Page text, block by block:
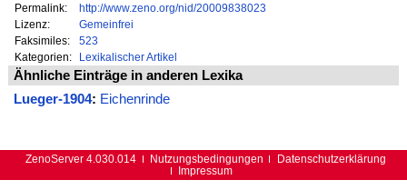
Permalink:
http://www.zeno.org/nid/20009838023
Lizenz:
Gemeinfrei
Faksimiles:
523
Kategorien:
Lexikalischer Artikel
Ähnliche Einträge in anderen Lexika
Lueger-1904: Eichenrinde
ZenoServer 4.030.014 Nutzungsbedingungen
Datenschutzerklärung
Impressum